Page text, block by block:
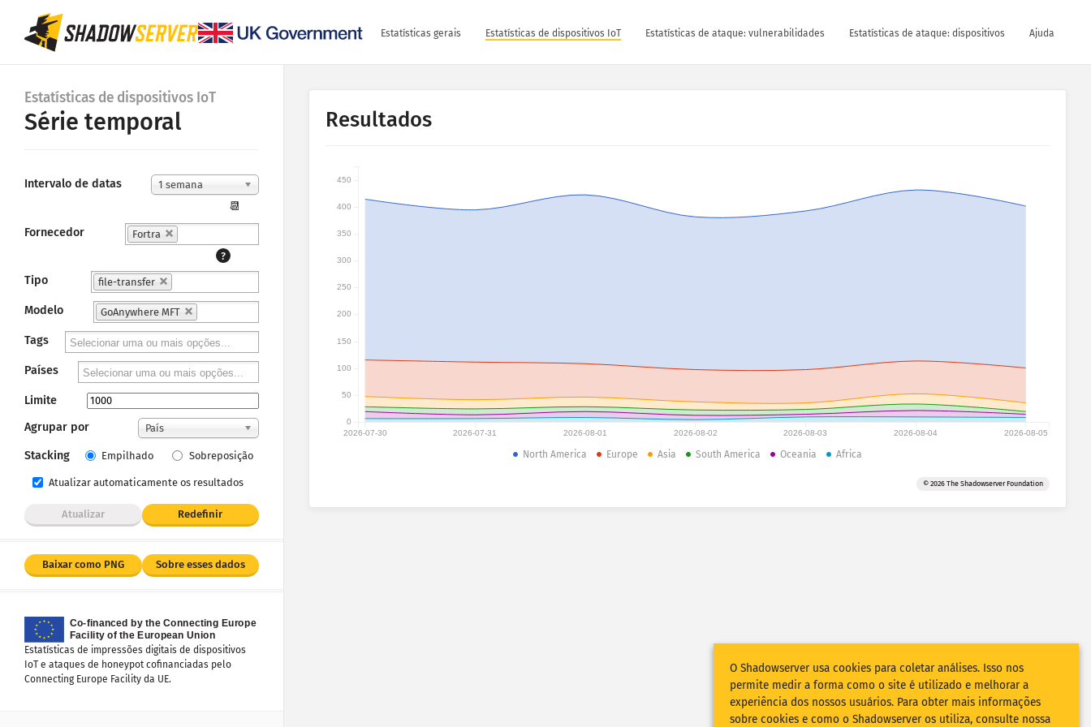
Estatísticas gerais Estatísticas de dispositivos IoT Estatísticas de ataque: vulnerabilidades Estatísticas de ataque: dispositivos Ajuda
Estatísticas de dispositivos IoT
Série temporal
Intervalo de datas 1 semana
📆
Fornecedor
Fortra
?
Tipo file-transfer
Modelo GoAnywhere MFT
Tags
Países
Limite
Agrupar por
País
Stacking Empilhado Sobreposição
Atualizar automaticamente os resultados
Atualizar Redefinir
Baixar como PNG Sobre esses dados
Estatísticas de impressões digitais de dispositivos
IoT e ataques de honeypot cofinanciadas pelo
Connecting Europe Facility da UE.
Resultados
2026-07-30 2026-07-31 2026-08-01 2026-08-02 2026-08-03 2026-08-04 2026-08-05
0
50
100
150
200
250
300
350
400
450
North America Europe Asia South America Oceania Africa
© 2026 The Shadowserver Foundation
O Shadowserver usa cookies para coletar análises. Isso nos
permite medir a forma como o site é utilizado e melhorar a
experiência dos nossos usuários. Para obter mais informações
sobre cookies e como o Shadowserver os utiliza, consulte nossa